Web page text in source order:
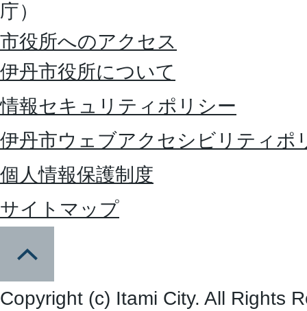
庁）
市役所へのアクセス
伊丹市役所について
情報セキュリティポリシー
伊丹市ウェブアクセシビリティポ
個人情報保護制度
サイトマップ
Copyright (c) Itami City. All Rights